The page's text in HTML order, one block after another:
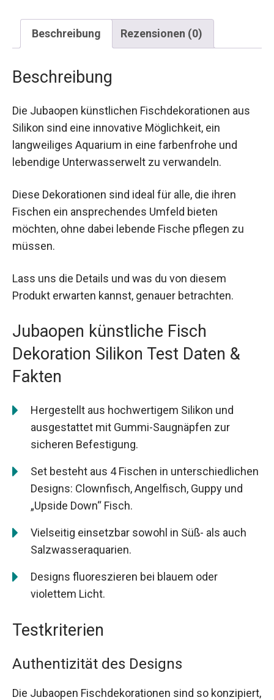
Beschreibung Rezensionen (0)
Beschreibung
Die Jubaopen künstlichen Fischdekorationen aus
Silikon sind eine innovative Möglichkeit, ein
langweiliges Aquarium in eine farbenfrohe und
lebendige Unterwasserwelt zu verwandeln.
Diese Dekorationen sind ideal für alle, die ihren
Fischen ein ansprechendes Umfeld bieten
möchten, ohne dabei lebende Fische pflegen zu
müssen.
Lass uns die Details und was du von diesem
Produkt erwarten kannst, genauer betrachten.
Jubaopen künstliche Fisch
Dekoration Silikon Test Daten &
Fakten
Hergestellt aus hochwertigem Silikon und
ausgestattet mit Gummi-Saugnäpfen zur
sicheren Befestigung.
Set besteht aus 4 Fischen in unterschiedlichen
Designs: Clownfisch, Angelfisch, Guppy und
„Upside Down“ Fisch.
Vielseitig einsetzbar sowohl in Süß- als auch
Salzwasseraquarien.
Designs fluoreszieren bei blauem oder
violettem Licht.
Testkriterien
Authentizität des Designs
Die Jubaopen Fischdekorationen sind so konzipiert,